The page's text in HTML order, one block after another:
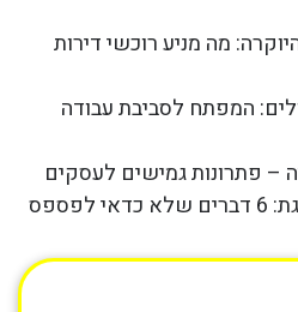
מה מניע רוכשי דירות
המפתח לסביבת עבודה
פתרונות גמישים לעסקים